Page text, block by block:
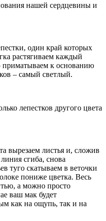
нашей сердцевины и
один край которых
растягиваем каждый
приматываем к основанию
– самый светлый.
лепестков другого цвета
вырезаем листья и, сложив
сгиба, снова
туго скатываем в веточки
пониже цветка. Весь
а можно просто
ваш мак будет
как на ощупь, так и на